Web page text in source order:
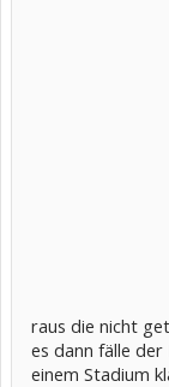
raus die nicht
es dann fälle
einem Stadium